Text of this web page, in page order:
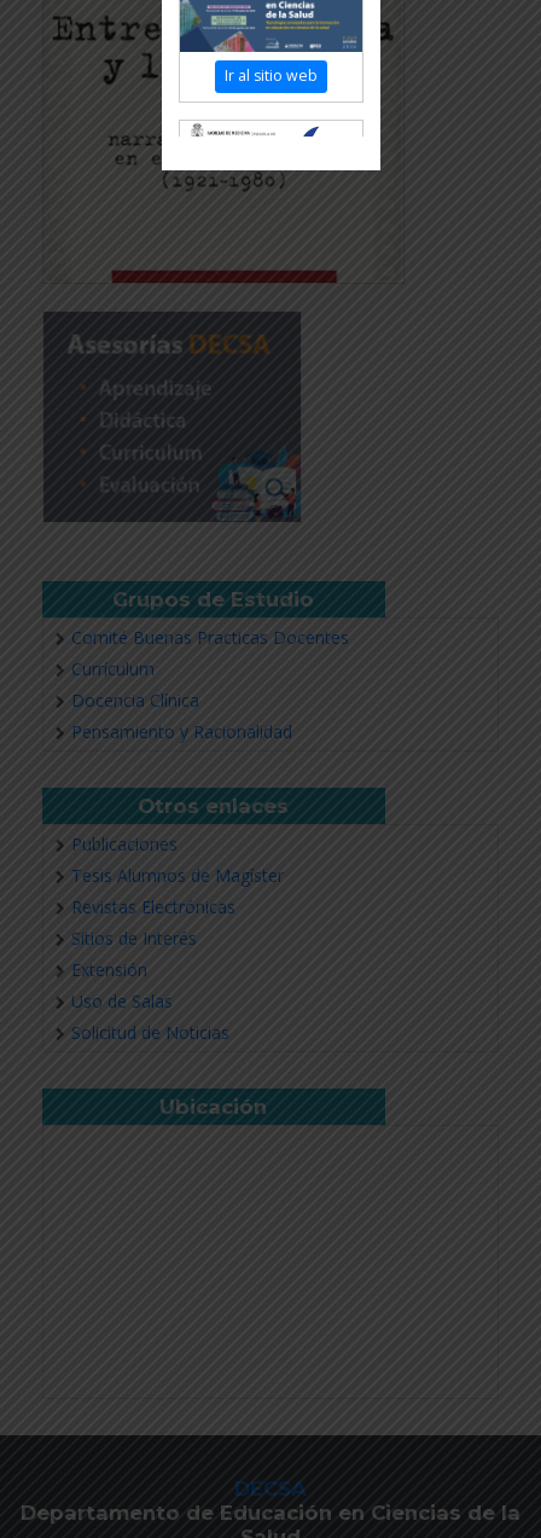
Grupos de Estudio
Comité Buenas Practicas Docentes
Currículum
Docencia Clínica
Pensamiento y Racionalidad
Otros enlaces
Publicaciones
Tesis Alumnos de Magíster
Revistas Electrónicas
Sitios de Interés
Extensión
Uso de Salas
Solicitud de Noticias
Ubicación
DECSA
Departamento de Educación en Ciencias de la
Ir al sitio web
Revisar más